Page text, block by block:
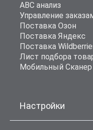
ABC анализ
Управление
Поставка Озон
Поставка Яндекс
Поставка
Лист подбора
Мобильный Сканер
Настройки